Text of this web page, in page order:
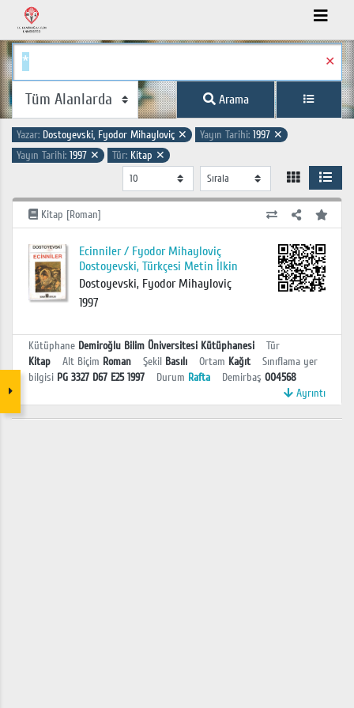
✕
Arama
Yazar: Dostoyevski, Fyodor Mihayloviç ✕ Yayın Tarihi: 1997 ✕
Yayın Tarihi: 1997 ✕ Tür: Kitap ✕
Kitap [Roman]
Ecinniler / Fyodor Mihayloviç
Dostoyevski, Türkçesi Metin İlkin
Dostoyevski, Fyodor Mihayloviç
1997
Kütüphane Demiroğlu Bilim Üniversitesi Kütüphanesi
Tür
Kitap
Alt Biçim Roman Şekil Basılı Ortam Kağıt
Sınıflama yer
bilgisi PG 3327 D67 E25 1997 Durum Rafta Demirbaş 004568
Ayrıntı